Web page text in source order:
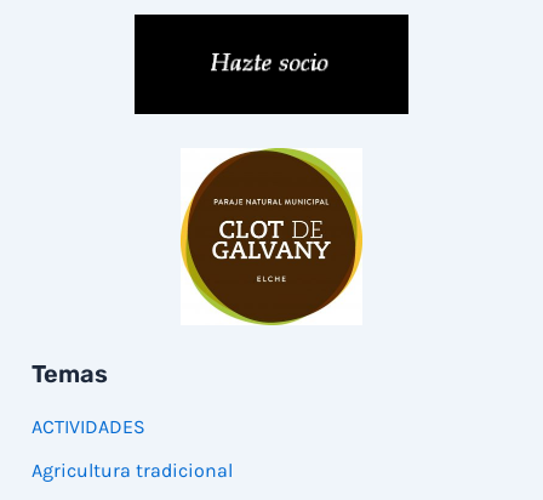
Temas
ACTIVIDADES
Agricultura tradicional